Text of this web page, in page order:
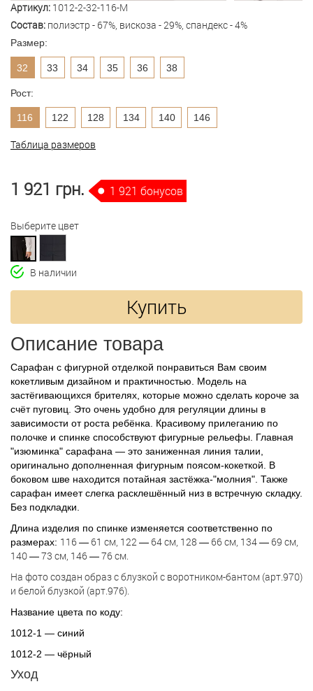
Артикул: 1012-2-32-116-M
Состав: полиэстр - 67%, вискоза - 29%, спандекс - 4%
Размер:
32 33 34 35 36 38
Рост:
116 122 128 134 140 146
Таблица размеров
1 921 грн. 1 921 бонусов
Выберите цвет
В наличии
Купить
Описание товара
Сарафан с фигурной отделкой понравиться Вам своим
кокетливым дизайном и практичностью. Модель на
застёгивающихся брителях, которые можно сделать короче за
счёт пуговиц. Это очень удобно для регуляции длины в
зависимости от роста ребёнка. Красивому прилеганию по
полочке и спинке способствуют фигурные рельефы. Главная
"изюминка" сарафана — это заниженная линия талии,
оригинально дополненная фигурным поясом-кокеткой. В
боковом шве находится потайная застёжка-"молния". Также
сарафан имеет слегка расклешённый низ в встречную складку.
Без подкладки.
Длина изделия по спинке изменяется соответственно по
размерах: 116— 61 см, 122 — 64 см, 128 — 66 см, 134— 69 см,
140—73 см, 146—76 см.
На фото создан образ с блузкой с воротником-бантом (арт.970)
и белой блузкой (арт.976).
Название цвета по коду:
1012-1 — синий
1012-2 — чёрный
Уход